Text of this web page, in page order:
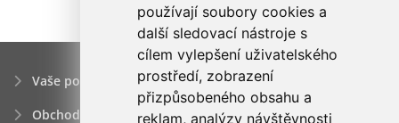
používají soubory cookies a
další sledovací nástroje s
cílem vylepšení uživatelského
prostředí, zobrazení
přizpůsobeného obsahu a
reklam, analýzy návštěvnosti
Vaše poptávka
Obchodní podmínky